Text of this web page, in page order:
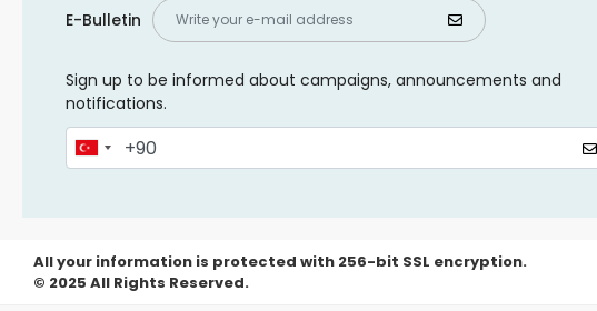
E-Bulletin
Sign up to be informed about campaigns, announcements and
notifications.
All your information is protected with 256-bit SSL encryption.
© 2025 All Rights Reserved.